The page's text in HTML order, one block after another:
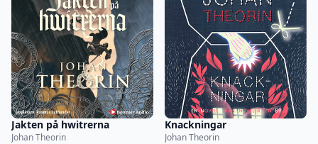
Jakten på hwitrerna
Johan Theorin
Knackningar
Johan Theorin